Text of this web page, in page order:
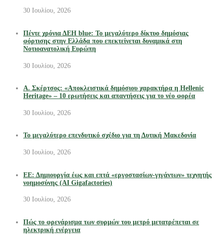
30 Ιουλίου, 2026
Πέντε χρόνια ΔΕΗ blue: Το μεγαλύτερο δίκτυο δημόσιας
φόρτισης στην Ελλάδα που επεκτείνεται δυναμικά στη
Νοτιοανατολική Ευρώπη
30 Ιουλίου, 2026
Α. Σκέρτσος: «Αποκλειστικά δημόσιου χαρακτήρα η Hellenic
Heritage» – 10 ερωτήσεις και απαντήσεις για το νέο φορέα
30 Ιουλίου, 2026
Το μεγαλύτερο επενδυτικό σχέδιο για τη Δυτική Μακεδονία
30 Ιουλίου, 2026
ΕΕ: Δημιουργία έως και επτά «εργοστασίων-γιγάντων» τεχνητής
νοημοσύνης (AI Gigafactories)
30 Ιουλίου, 2026
Πώς το φρενάρισμα των συρμών του μετρό μετατρέπεται σε
ηλεκτρική ενέργεια